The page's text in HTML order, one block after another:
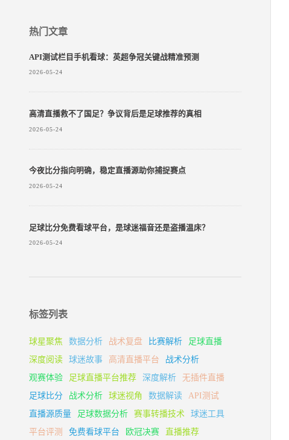
热门文章
API测试栏目手机看球：英超争冠关键战精准预测
2026-05-24
高清直播救不了国足？争议背后是足球推荐的真相
2026-05-24
今夜比分指向明确，稳定直播源助你捕捉赛点
2026-05-24
足球比分免费看球平台，是球迷福音还是盗播温床？
2026-05-24
标签列表
球星聚焦 数据分析 战术复盘 比赛解析
足球直播
深度阅读
球迷故事 高清直播平台
战术分析
观赛体验
足球直播平台推荐 深度解析
无插件直播
足球比分
战术分析 球迷视角 数据解读
API测试
直播源质量
足球数据分析 赛事转播技术
球迷工具
平台评测
免费看球平台 欧冠决赛
直播推荐